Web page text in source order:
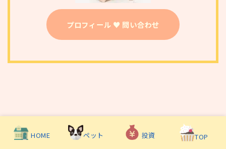
プロフィール ♥ 問い合わせ
HOME ペット 投資 TOP